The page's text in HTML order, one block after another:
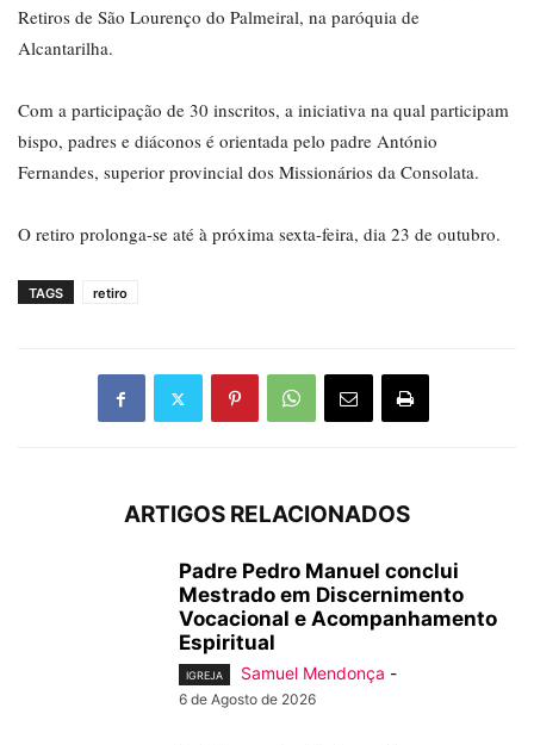
Retiros de São Lourenço do Palmeiral, na paróquia de
Alcantarilha.
Com a participação de 30 inscritos, a iniciativa na qual participam
bispo, padres e diáconos é orientada pelo padre António
Fernandes, superior provincial dos Missionários da Consolata.
O retiro prolonga-se até à próxima sexta-feira, dia 23 de outubro.
TAGS retiro
ARTIGOS RELACIONADOS
Padre Pedro Manuel conclui
Mestrado em Discernimento
Vocacional e Acompanhamento
Espiritual
IGREJA Samuel Mendonça -
6 de Agosto de 2026